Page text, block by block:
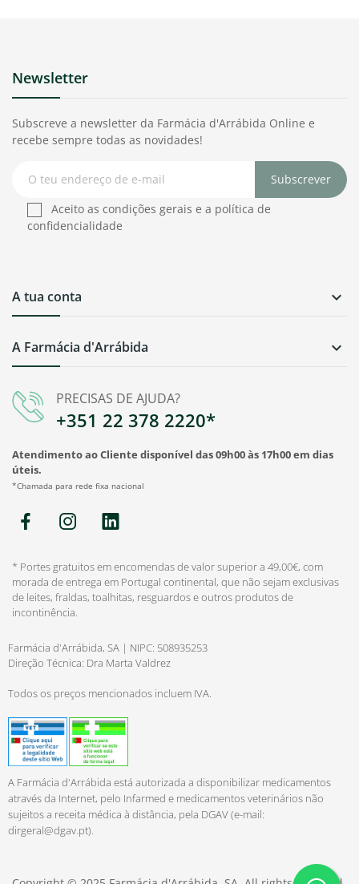
PRECISAS DE AJUDA?
+351 22 378 2220*
Atendimento ao Cliente disponível das 09h00 às 17h00 em dias
úteis.
*Chamada para rede fixa nacional
A Farmácia d'Arrábida 
A tua conta 
Newsletter
Subscreve a newsletter da Farmácia d'Arrábida Online e
recebe sempre todas as novidades!
Subscrever
Aceito as condições gerais e a política de
confidencialidade
* Portes gratuitos em encomendas de valor superior a 49,00€, com
morada de entrega em Portugal continental, que não sejam exclusivas
de leites, fraldas, toalhitas, resguardos e outros produtos de
incontinência.
Farmácia d'Arrábida, SA | NIPC: 508935253
Direção Técnica: Dra Marta Valdrez
Todos os preços mencionados incluem IVA.
A Farmácia d'Arrábida está autorizada a disponibilizar medicamentos
através da Internet, pelo Infarmed e medicamentos veterinários não
sujeitos a receita médica à distância, pela DGAV (e-mail:
dirgeral@dgav.pt).